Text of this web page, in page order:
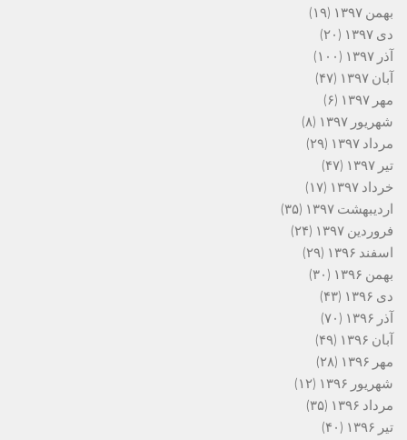
بهمن ۱۳۹۷
(۱۹)
دی ۱۳۹۷
(۲۰)
آذر ۱۳۹۷
(۱۰۰)
آبان ۱۳۹۷
(۴۷)
مهر ۱۳۹۷
(۶)
شهریور ۱۳۹۷
(۸)
مرداد ۱۳۹۷
(۲۹)
تیر ۱۳۹۷
(۴۷)
خرداد ۱۳۹۷
(۱۷)
اردیبهشت ۱۳۹۷
(۳۵)
فروردین ۱۳۹۷
(۲۴)
اسفند ۱۳۹۶
(۲۹)
بهمن ۱۳۹۶
(۳۰)
دی ۱۳۹۶
(۴۳)
آذر ۱۳۹۶
(۷۰)
آبان ۱۳۹۶
(۴۹)
مهر ۱۳۹۶
(۲۸)
شهریور ۱۳۹۶
(۱۲)
مرداد ۱۳۹۶
(۳۵)
تیر ۱۳۹۶
(۴۰)